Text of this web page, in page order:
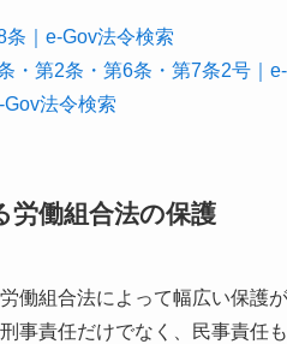
条｜e-Gov法令検索
・第2条・第6条・第7条2号｜
法令検索
労働組合法の保護
働組合法によって幅広い保護
刑事責任だけでなく、民事責任